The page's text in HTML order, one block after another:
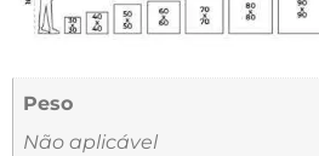
Peso
Não aplicável